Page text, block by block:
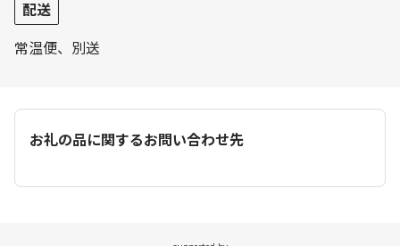
配送
常温便、別送
お礼の品に関するお問い合わせ先